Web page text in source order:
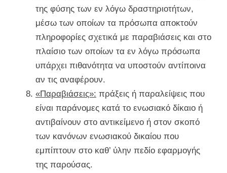
της φύσης των εν λόγω δραστηριοτήτων,
μέσω των οποίων τα πρόσωπα αποκτούν
πληροφορίες σχετικά με παραβιάσεις και στο
πλαίσιο των οποίων τα εν λόγω πρόσωπα
υπάρχει πιθανότητα να υποστούν αντίποινα
αν τις αναφέρουν.
«Παραβιάσεις»: πράξεις ή παραλείψεις που
είναι παράνομες κατά το ενωσιακό δίκαιο ή
αντιβαίνουν στο αντικείμενο ή στον σκοπό
των κανόνων ενωσιακού δικαίου που
εμπίπτουν στο καθ’ ύλην πεδίο εφαρμογής
της παρούσας.